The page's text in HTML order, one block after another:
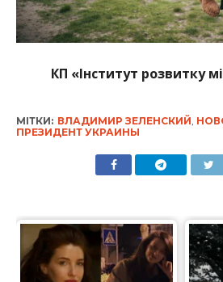
КП «Інститут розвитку
МІТКИ: ВЛАДИМИР ЗЕЛЕНСКИЙ
ПРЕЗИДЕНТ УКРАИНЫ